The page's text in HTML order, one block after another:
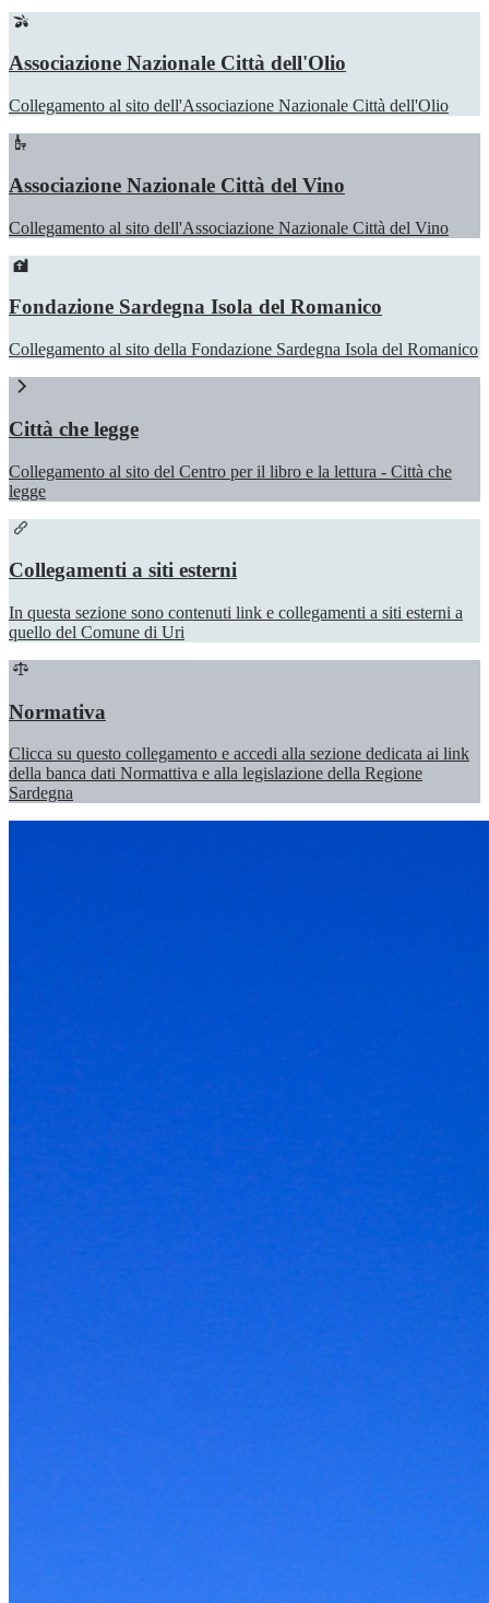
Associazione Nazionale Città dell'Olio
Collegamento al sito dell'Associazione Nazionale Città dell'Olio
Associazione Nazionale Città del Vino
Collegamento al sito dell'Associazione Nazionale Città del Vino
Fondazione Sardegna Isola del Romanico
Collegamento al sito della Fondazione Sardegna Isola del Romanico
Città che legge
Collegamento al sito del Centro per il libro e la lettura - Città che
legge
Collegamenti a siti esterni
In questa sezione sono contenuti link e collegamenti a siti esterni a
quello del Comune di Uri
Normativa
Clicca su questo collegamento e accedi alla sezione dedicata ai link
della banca dati Normattiva e alla legislazione della Regione
Sardegna